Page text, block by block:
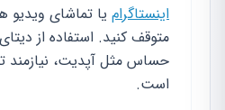
اینستاگرام یا تماشای ویدیو
متوقف کنید. استفاده از
حساس مثل آپدیت، نیازمند
است.